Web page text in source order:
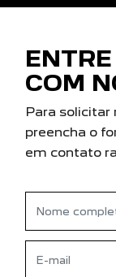
COM
Para solicitar
preencha o
em contato